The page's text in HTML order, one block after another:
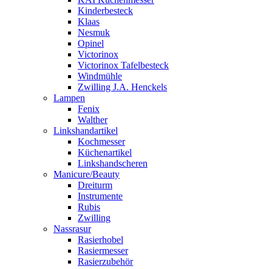
Kinderbesteck
Klaas
Nesmuk
Opinel
Victorinox
Victorinox Tafelbesteck
Windmühle
Zwilling J.A. Henckels
Lampen
Fenix
Walther
Linkshandartikel
Kochmesser
Küchenartikel
Linkshandscheren
Manicure/Beauty
Dreiturm
Instrumente
Rubis
Zwilling
Nassrasur
Rasierhobel
Rasiermesser
Rasierzubehör